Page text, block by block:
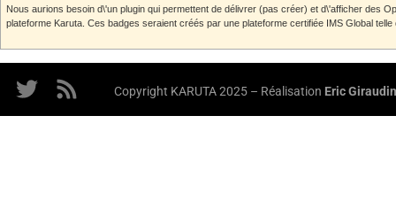
Nous aurions besoin d\'un plugin qui permettent de délivrer (pas créer) et d\'afficher des
plateforme Karuta. Ces badges seraient créés par une plateforme certifiée IMS Global
Copyright KARUTA 2025 – Réalisation Eric Giraudin